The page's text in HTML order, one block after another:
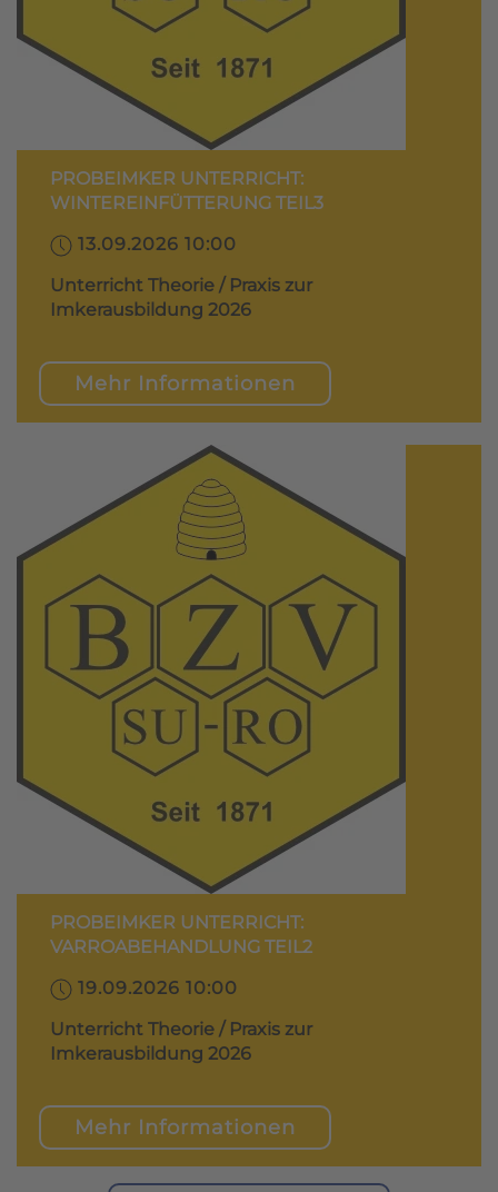
PROBEIMKER UNTERRICHT:
WINTEREINFÜTTERUNG TEIL3
13.09.2026 10:00
Unterricht Theorie / Praxis zur
Imkerausbildung 2026
Mehr Informationen
PROBEIMKER UNTERRICHT:
VARROABEHANDLUNG TEIL2
19.09.2026 10:00
Unterricht Theorie / Praxis zur
Imkerausbildung 2026
Mehr Informationen